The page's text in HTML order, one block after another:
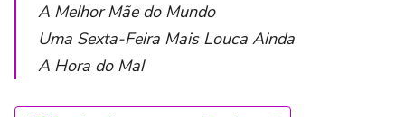
A Melhor Mãe do Mundo
Uma Sexta-Feira Mais Louca Ainda
A Hora do Mal